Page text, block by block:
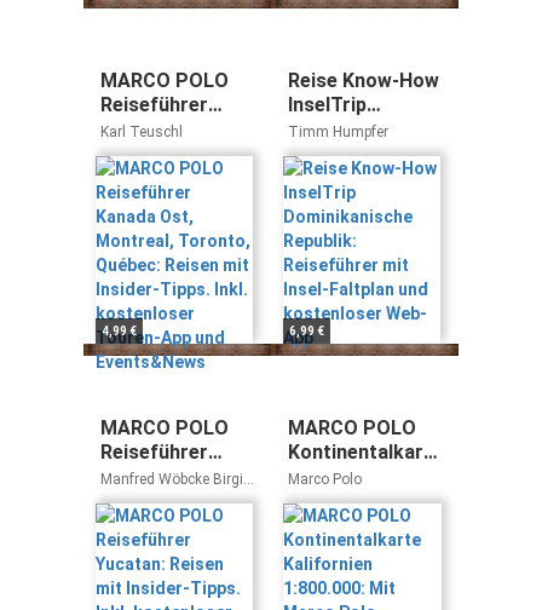
MARCO POLO
Reiseführer
Kanada Ost,
Montreal,
Toronto,
Québec: Reisen
mit Insider-
Tipps. Inkl.
kostenloser
Touren-App und
Events&News
Karl Teuschl
4,99 €
Reise Know-How
InselTrip
Dominikanische
Republik:
Reiseführer mit
Insel-Faltplan
und kostenloser
Web-App
Timm Humpfer
6,99 €
MARCO POLO
Reiseführer
Yucatan: Reisen
mit Insider-
Tipps. Inkl.
kostenloser
Touren-App und
Events&News
Manfred Wöbcke Birgit
Müller-Wöbcke
MARCO POLO
Kontinentalkarte
Kalifornien
1:800.000: Mit
Marco Polo
Highlights und
Zoom System
Marco Polo